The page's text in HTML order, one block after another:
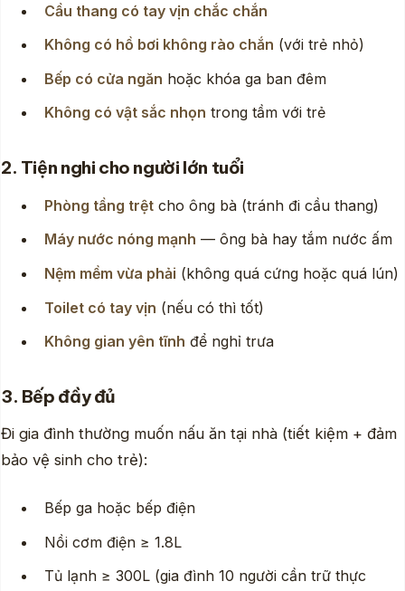
Cầu thang có tay vịn chắc chắn
Không có hồ bơi không rào chắn (với trẻ nhỏ)
Bếp có cửa ngăn hoặc khóa ga ban đêm
Không có vật sắc nhọn trong tầm với trẻ
2. Tiện nghi cho người lớn tuổi
Phòng tầng trệt cho ông bà (tránh đi cầu thang)
Máy nước nóng mạnh — ông bà hay tắm nước ấm
Nệm mềm vừa phải (không quá cứng hoặc quá lún)
Toilet có tay vịn (nếu có thì tốt)
Không gian yên tĩnh để nghỉ trưa
3. Bếp đầy đủ
Đi gia đình thường muốn nấu ăn tại nhà (tiết kiệm + đảm
bảo vệ sinh cho trẻ):
Bếp ga hoặc bếp điện
Nồi cơm điện ≥ 1.8L
Tủ lạnh ≥ 300L (gia đình 10 người cần trữ thực